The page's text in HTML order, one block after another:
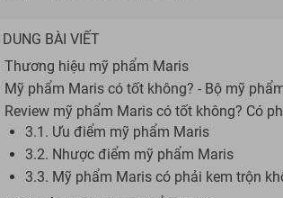
DUNG BÀI VIẾT
Thương hiệu mỹ phẩm Maris
Mỹ phẩm Maris có tốt không? - Bộ mỹ
Review mỹ phẩm Maris có tốt không? Có
3.1. Ưu điểm mỹ phẩm Maris
3.2. Nhược điểm mỹ phẩm Maris
3.3. Mỹ phẩm Maris có phải kem trộn